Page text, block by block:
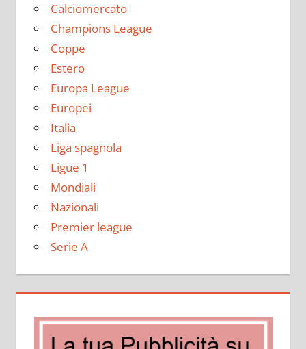
Calciomercato
Champions League
Coppe
Estero
Europa League
Europei
Italia
Liga spagnola
Ligue 1
Mondiali
Nazionali
Premier league
Serie A